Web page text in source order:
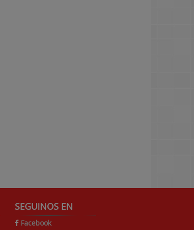
SEGUINOS EN
Facebook